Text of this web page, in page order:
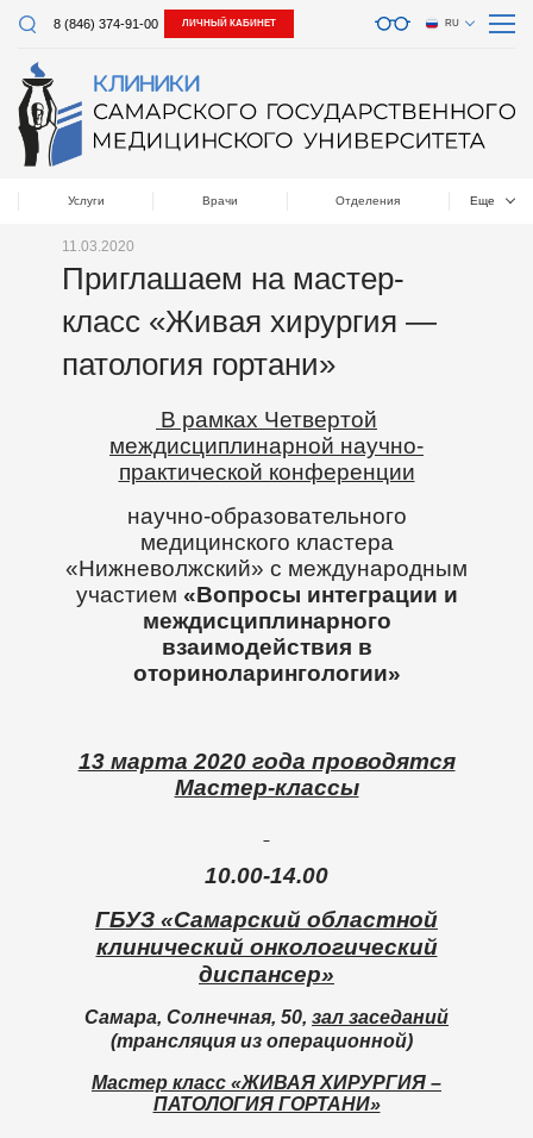
8 (846) 374-91-00 ЛИЧНЫЙ КАБИНЕТ RU
Услуги Врачи Отделения Еще
11.03.2020
Приглашаем на мастер-
класс «Живая хирургия —
патология гортани»
В рамках Четвертой
междисциплинарной научно-
практической конференции
научно-образовательного
медицинского кластера
«Нижневолжский» с международным
участием «Вопросы интеграции и
междисциплинарного
взаимодействия в
оториноларингологии»
13 марта 2020 года проводятся
Мастер-классы
10.00-14.00
ГБУЗ «Самарский областной
клинический онкологический
диспансер»
Самара, Солнечная, 50, зал заседаний
(трансляция из операционной)
Мастер класс «ЖИВАЯ ХИРУРГИЯ –
ПАТОЛОГИЯ ГОРТАНИ»